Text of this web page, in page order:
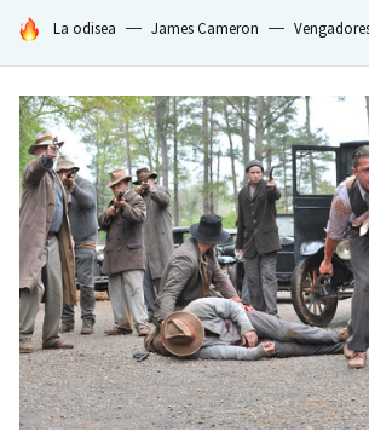
HOY SE HABLA DE
La odisea James Cameron